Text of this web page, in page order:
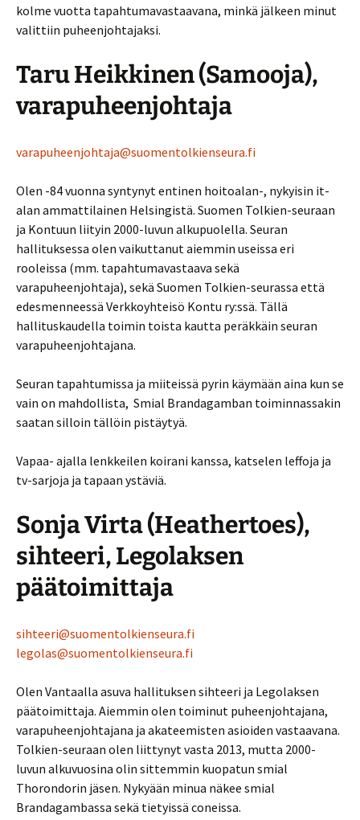
kolme vuotta tapahtumavastaavana, minkä jälkeen minut
valittiin puheenjohtajaksi.
Taru Heikkinen (Samooja),
varapuheenjohtaja
varapuheenjohtaja@suomentolkienseura.fi
Olen -84 vuonna syntynyt entinen hoitoalan-, nykyisin it-
alan ammattilainen Helsingistä. Suomen Tolkien-seuraan
ja Kontuun liityin 2000-luvun alkupuolella. Seuran
hallituksessa olen vaikuttanut aiemmin useissa eri
rooleissa (mm. tapahtumavastaava sekä
varapuheenjohtaja), sekä Suomen Tolkien-seurassa että
edesmenneessä Verkkoyhteisö Kontu ry:ssä. Tällä
hallituskaudella toimin toista kautta peräkkäin seuran
varapuheenjohtajana.
Seuran tapahtumissa ja miiteissä pyrin käymään aina kun se
vain on mahdollista, Smial Brandagamban toiminnassakin
saatan silloin tällöin pistäytyä.
Vapaa- ajalla lenkkeilen koirani kanssa, katselen leffoja ja
tv-sarjoja ja tapaan ystäviä.
Sonja Virta (Heathertoes),
sihteeri, Legolaksen
päätoimittaja
sihteeri@suomentolkienseura.fi
legolas@suomentolkienseura.fi
Olen Vantaalla asuva hallituksen sihteeri ja Legolaksen
päätoimittaja. Aiemmin olen toiminut puheenjohtajana,
varapuheenjohtajana ja akateemisten asioiden vastaavana.
Tolkien-seuraan olen liittynyt vasta 2013, mutta 2000-
luvun alkuvuosina olin sittemmin kuopatun smial
Thorondorin jäsen. Nykyään minua näkee smial
Brandagambassa sekä tietyissä coneissa.